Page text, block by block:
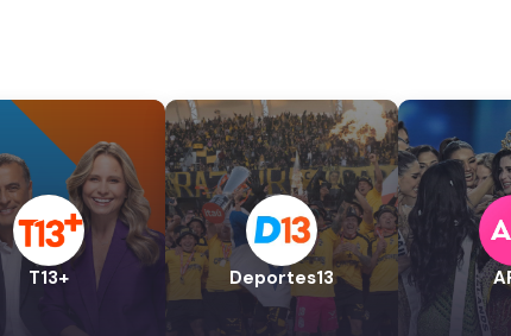
T13+ Deportes13